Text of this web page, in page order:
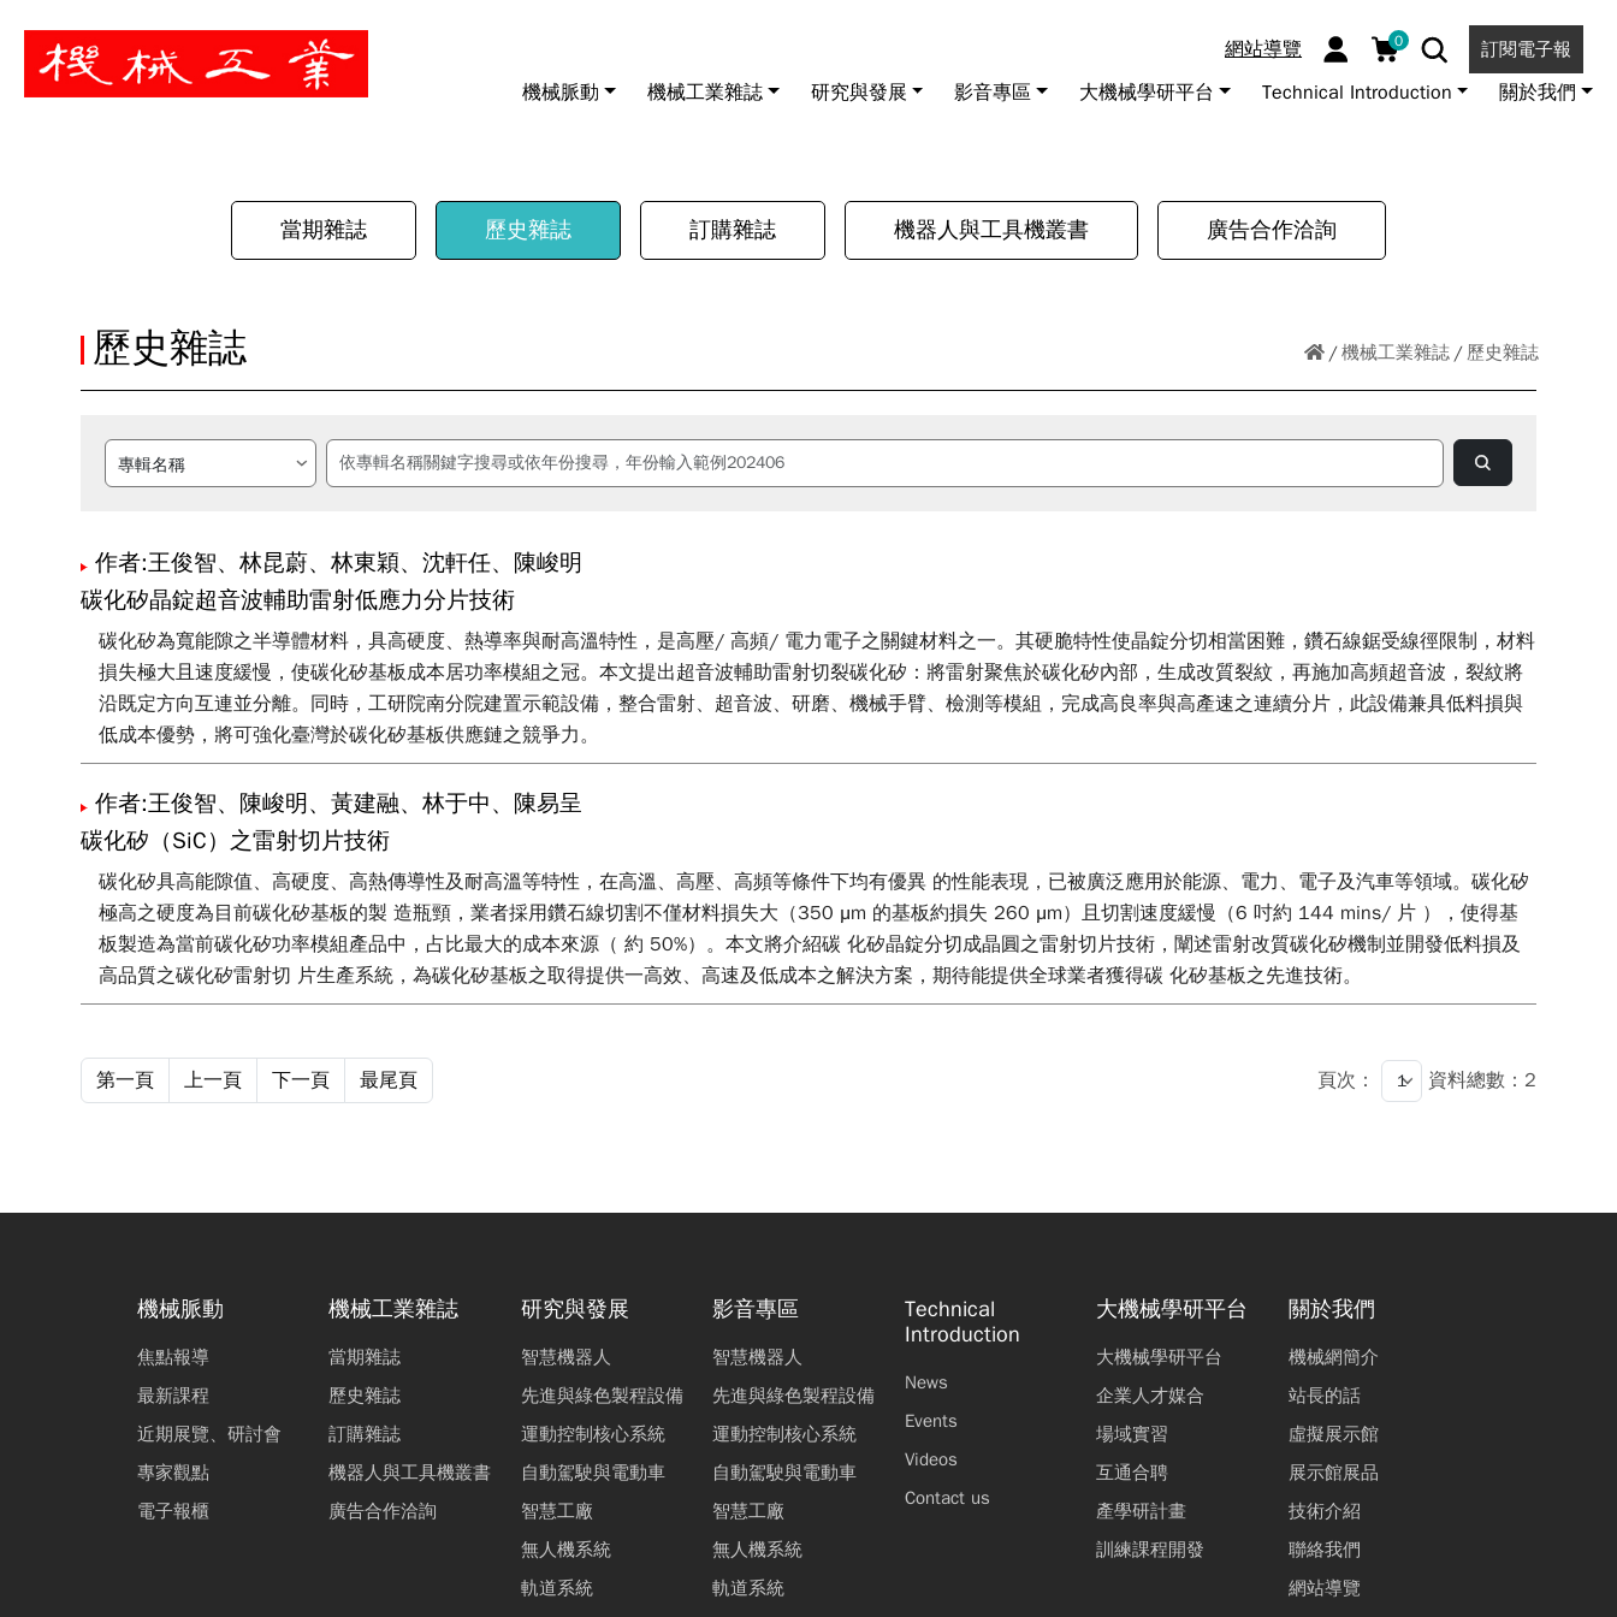
網站導覽 0 訂閱電子報
機械脈動 機械工業雜誌 研究與發展 影音專區 大機械學研平台 Technical Introduction 關於我們
暫停
當期雜誌 歷史雜誌 訂購雜誌 機器人與工具機叢書 廣告合作洽詢
機械工業雜誌 歷史雜誌
歷史雜誌
作者:王俊智、林昆蔚、林東穎、沈軒任、陳峻明
碳化矽晶錠超音波輔助雷射低應力分片技術
碳化矽為寬能隙之半導體材料，具高硬度、熱導率與耐高溫特性，是高壓/ 高頻/ 電力電子之關鍵材料之一。其硬脆特性使晶錠分切相當困難，鑽石線鋸受線徑限制，材料
損失極大且速度緩慢，使碳化矽基板成本居功率模組之冠。本文提出超音波輔助雷射切裂碳化矽：將雷射聚焦於碳化矽內部，生成改質裂紋，再施加高頻超音波，裂紋將
沿既定方向互連並分離。同時，工研院南分院建置示範設備，整合雷射、超音波、研磨、機械手臂、檢測等模組，完成高良率與高產速之連續分片，此設備兼具低料損與
低成本優勢，將可強化臺灣於碳化矽基板供應鏈之競爭力。
作者:王俊智、陳峻明、黃建融、林于中、陳易呈
碳化矽（SiC）之雷射切片技術
碳化矽具高能隙值、高硬度、高熱傳導性及耐高溫等特性，在高溫、高壓、高頻等條件下均有優異 的性能表現，已被廣泛應用於能源、電力、電子及汽車等領域。碳化矽
極高之硬度為目前碳化矽基板的製 造瓶頸，業者採用鑽石線切割不僅材料損失大（350 μm 的基板約損失 260 μm）且切割速度緩慢（6 吋約 144 mins/ 片 ），使得基
板製造為當前碳化矽功率模組產品中，占比最大的成本來源（ 約 50%）。本文將介紹碳 化矽晶錠分切成晶圓之雷射切片技術，闡述雷射改質碳化矽機制並開發低料損及
高品質之碳化矽雷射切 片生產系統，為碳化矽基板之取得提供一高效、高速及低成本之解決方案，期待能提供全球業者獲得碳 化矽基板之先進技術。
第一頁 上一頁 下一頁 最尾頁 頁次： 資料總數：2
機械脈動
焦點報導
最新課程
近期展覽、研討會
專家觀點
電子報櫃
機械工業雜誌
當期雜誌
歷史雜誌
訂購雜誌
機器人與工具機叢書
廣告合作洽詢
研究與發展
智慧機器人
先進與綠色製程設備
運動控制核心系統
自動駕駛與電動車
智慧工廠
無人機系統
軌道系統
影音專區
智慧機器人
先進與綠色製程設備
運動控制核心系統
自動駕駛與電動車
智慧工廠
無人機系統
軌道系統
Technical
Introduction
News
Events
Videos
Contact us
大機械學研平台
大機械學研平台
企業人才媒合
場域實習
互通合聘
產學研計畫
訓練課程開發
關於我們
機械網簡介
站長的話
虛擬展示館
展示館展品
技術介紹
聯絡我們
網站導覽